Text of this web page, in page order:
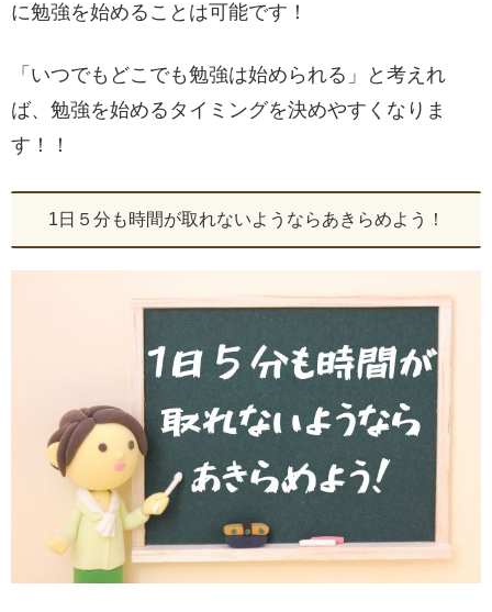
に勉強を始めることは可能です！
「いつでもどこでも勉強は始められる」と考えれ
ば、勉強を始めるタイミングを決めやすくなりま
す！！
1日５分も時間が取れないようならあきらめよう！